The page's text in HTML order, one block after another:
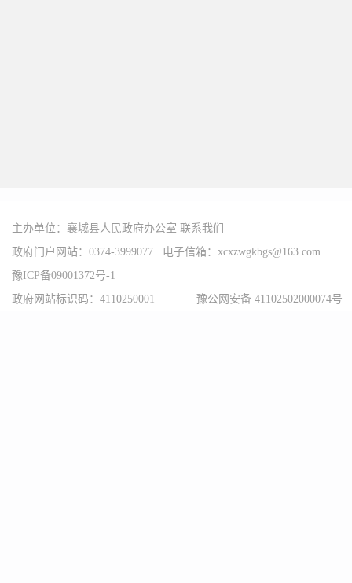
主办单位：襄城县人民政府办公室 联系我们
政府门户网站：0374-3999077 电子信箱：xcxzwgkbgs@163.com
豫ICP备09001372号-1
政府网站标识码：4110250001
豫公网安备 41102502000074号